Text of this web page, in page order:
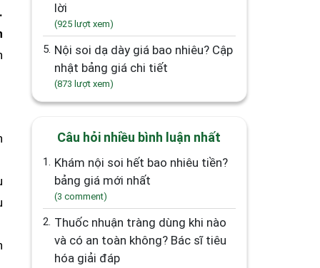
lời
(925 lượt xem)
5. Nội soi dạ dày giá bao nhiêu? Cập
nhật bảng giá chi tiết
(873 lượt xem)
Câu hỏi nhiều bình luận nhất
1. Khám nội soi hết bao nhiêu tiền?
bảng giá mới nhất
(3 comment)
2. Thuốc nhuận tràng dùng khi nào
và có an toàn không? Bác sĩ tiêu
hóa giải đáp